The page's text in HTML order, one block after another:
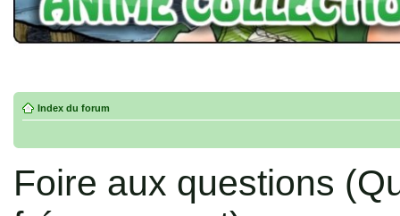
Index du forum
Foire aux questions